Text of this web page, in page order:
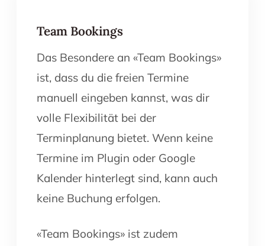
Team Bookings
Das Besondere an «Team Bookings»
ist, dass du die freien Termine
manuell eingeben kannst, was dir
volle Flexibilität bei der
Terminplanung bietet. Wenn keine
Termine im Plugin oder Google
Kalender hinterlegt sind, kann auch
keine Buchung erfolgen.
«Team Bookings» ist zudem